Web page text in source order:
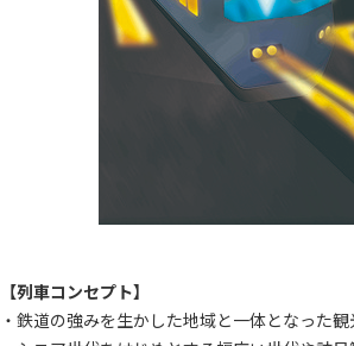
【列車コンセプト】
・鉄道の強みを生かした地域と一体となった